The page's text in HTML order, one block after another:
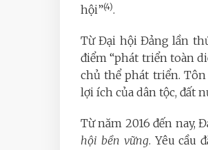
hội”(4).
Từ Đại hội Đảng lần
điểm “phát triển toàn
chủ thể phát triển.
lợi ích của dân tộc, đất
Từ năm 2016 đến nay,
hội bền vững. Yêu cầu